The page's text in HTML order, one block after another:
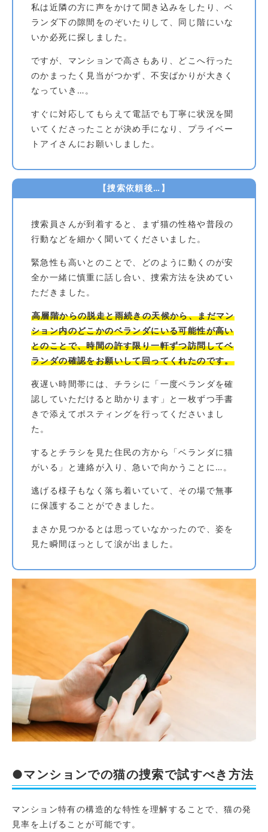
私は近隣の方に声をかけて聞き込みをしたり、ベ
ランダ下の隙間をのぞいたりして、同じ階にいな
いか必死に探しました。
ですが、マンションで高さもあり、どこへ行った
のかまったく見当がつかず、不安ばかりが大きく
なっていき…。
すぐに対応してもらえて電話でも丁寧に状況を聞
いてくださったことが決め手になり、プライベー
トアイさんにお願いしました。
【捜索依頼後…】
捜索員さんが到着すると、まず猫の性格や普段の
行動などを細かく聞いてくださいました。
緊急性も高いとのことで、どのように動くのが安
全か一緒に慎重に話し合い、捜索方法を決めてい
ただきました。
高層階からの脱走と雨続きの天候から、まだマン
ション内のどこかのベランダにいる可能性が高い
とのことで、時間の許す限り一軒ずつ訪問してベ
ランダの確認をお願いして回ってくれたのです。
夜遅い時間帯には、チラシに「一度ベランダを確
認していただけると助かります」と一枚ずつ手書
きで添えてポスティングを行ってくださいまし
た。
するとチラシを見た住民の方から「ベランダに猫
がいる」と連絡が入り、急いで向かうことに…。
逃げる様子もなく落ち着いていて、その場で無事
に保護することができました。
まさか見つかるとは思っていなかったので、姿を
見た瞬間ほっとして涙が出ました。
●マンションでの猫の捜索で試すべき方法
マンション特有の構造的な特性を理解することで、猫の発
見率を上げることが可能です。